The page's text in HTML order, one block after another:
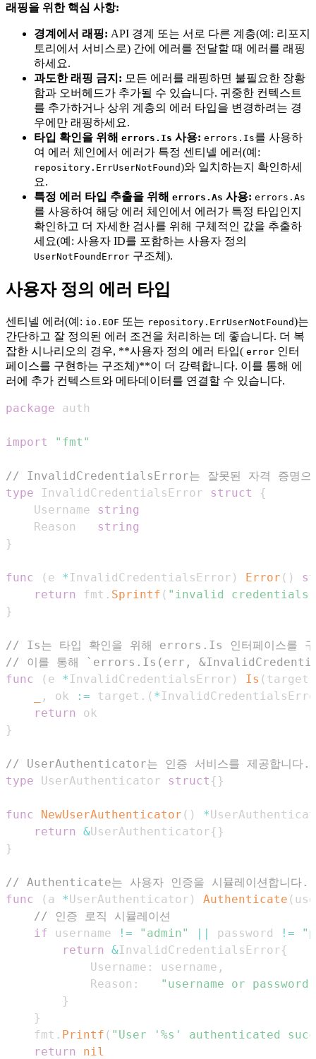
래핑을 위한 핵심 사항:
경계에서 래핑: API 경계 또는 서로 다른 계층(예: 리포지
토리에서 서비스로) 간에 에러를 전달할 때 에러를 래핑
하세요.
과도한 래핑 금지: 모든 에러를 래핑하면 불필요한 장황
함과 오버헤드가 추가될 수 있습니다. 귀중한 컨텍스트
를 추가하거나 상위 계층의 에러 타입을 변경하려는 경
우에만 래핑하세요.
타입 확인을 위해 errors.Is 사용: errors.Is를 사용하
여 에러 체인에서 에러가 특정 센티넬 에러(예:
repository.ErrUserNotFound)와 일치하는지 확인하세
요.
특정 에러 타입 추출을 위해 errors.As 사용: errors.As
를 사용하여 해당 에러 체인에서 에러가 특정 타입인지
확인하고 더 자세한 검사를 위해 구체적인 값을 추출하
세요(예: 사용자 ID를 포함하는 사용자 정의
UserNotFoundError 구조체).
사용자 정의 에러 타입
센티넬 에러(예: io.EOF 또는 repository.ErrUserNotFound)는
간단하고 잘 정의된 에러 조건을 처리하는 데 좋습니다. 더 복
잡한 시나리오의 경우, **사용자 정의 에러 타입( error 인터
페이스를 구현하는 구조체)**이 더 강력합니다. 이를 통해 에
러에 추가 컨텍스트와 메타데이터를 연결할 수 있습니다.
package
import "fmt"
// InvalidCredentialsError는 잘못된 자격 증명으로
type InvalidCredentialsError struct
{
	Username
string
	Reason
string
}
func ( e * InvalidCredentialsError ) Error ( )
return
fmt . Sprintf ( "invalid credentials
}
// Is는 타입 확인을 위해 errors.Is 인터페이스를 구
// 이를 통해 `errors.Is(err,
func
( e * InvalidCredentialsError ) Is ( target
, ok := target . ( *
return
}
// UserAuthenticator는 인증 서비스를 제공합니다.
type UserAuthenticator struct { }
func NewUserAuthenticator ( ) *
return
&UserAuthenticator{ }
}
// Authenticate는 사용자 인증을 시뮬레이션합니다.
func
( a *UserAuthenticator ) Authenticate (
// 인증 로직 시뮬레이션
if username != "admin" || password !=
return
&InvalidCredentialsError{
			Username
: username ,
			Reason
:
"username or
}
}
	fmt
. Printf ( "User '%s' authenticated
return
nil